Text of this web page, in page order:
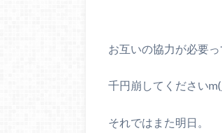
お互いの協力が必要
千円崩してください
それではまた明日。